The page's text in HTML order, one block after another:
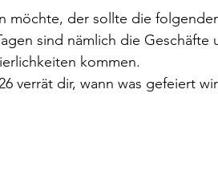
möchte, der sollte die
sind nämlich die Geschäfte
kommen.
verrät dir, wann was gefeiert